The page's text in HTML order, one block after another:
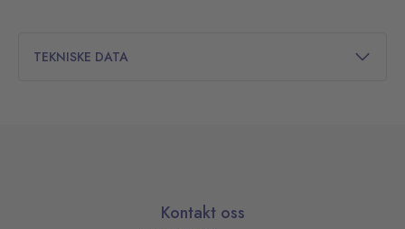
TEKNISKE DATA
Kontakt oss